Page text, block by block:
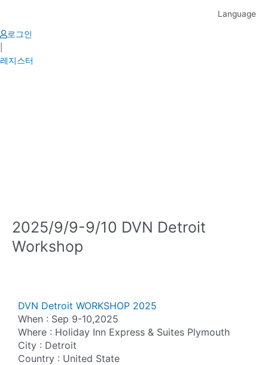
content
Language
로그인
레지스터
2025/9/9-9/10 DVN Detroit
Workshop
DVN Detroit WORKSHOP 2025
When : Sep 9-10,2025
Where : Holiday Inn Express & Suites Plymouth
City : Detroit
Country : United State